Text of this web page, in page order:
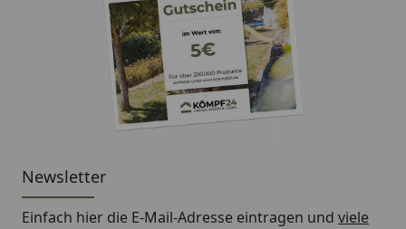
Newsletter
Einfach hier die E-Mail-Adresse eintragen und viele